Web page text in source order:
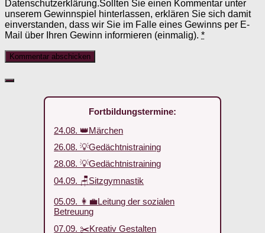
Datenschutzerklärung.Sollten Sie einen Kommentar unter
unserem Gewinnspiel hinterlassen, erklären Sie sich damit
einverstanden, dass wir Sie im Falle eines Gewinns per E-
Mail über Ihren Gewinn informieren (einmalig). *
Fortbildungstermine:
24.08. 👑Märchen
26.08. 💡Gedächtnistraining
28.08. 💡Gedächtnistraining
04.09. 🪑Sitzgymnastik
05.09. 👩‍💼Leitung der sozialen
Betreuung
07.09. ✂️Kreativ Gestalten